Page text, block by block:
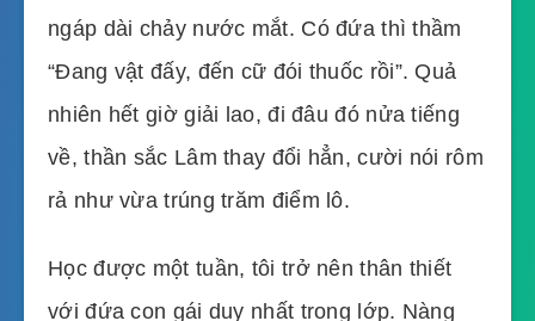
ngáp dài chảy nước mắt. Có đứa thì thầm
“Đang vật đấy, đến cữ đói thuốc rồi”. Quả
nhiên hết giờ giải lao, đi đâu đó nửa tiếng
về, thần sắc Lâm thay đổi hẳn, cười nói rôm
rả như vừa trúng trăm điểm lô.
Học được một tuần, tôi trở nên thân thiết
với đứa con gái duy nhất trong lớp. Nàng